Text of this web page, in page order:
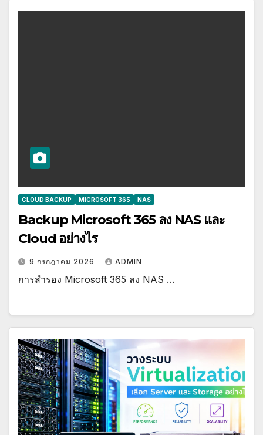
CLOUD BACKUP MICROSOFT 365 NAS
Backup Microsoft 365 ลง NAS และ
Cloud อย่างไร
9 กรกฎาคม 2026 ADMIN
การสำรอง Microsoft 365 ลง NAS …